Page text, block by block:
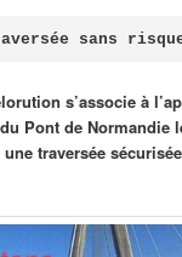
sans
s’associe à
Pont de Normandie
traversée